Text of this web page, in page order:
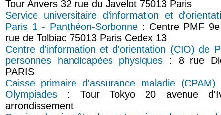
Tour Anvers 32 rue du Javelot 75013 Paris
Service universitaire d'information et
Paris 1 - Panthéon-Sorbonne : Centre PMF
rue de Tolbiac 75013 Paris Cedex 13
Centre d'information et d'orientation (CIO) de
personnes handicapées physiques : 8 rue
PARIS
Caisse primaire d'assurance maladie
Olympiades : Tour Tokyo 20 avenue
arrondissement